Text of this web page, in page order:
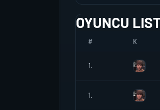
OYUNCU
# K
1.
1.